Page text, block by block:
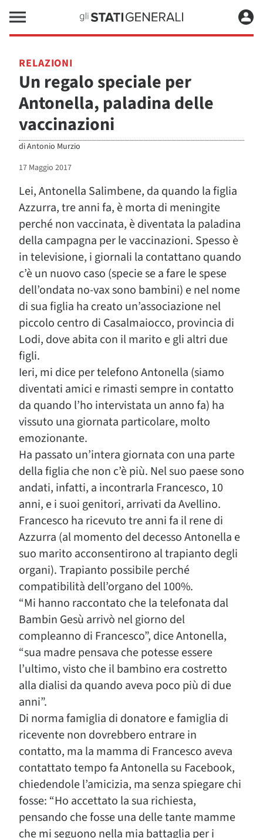
RELAZIONI
Un regalo speciale per
Antonella, paladina delle
vaccinazioni
diAntonio Murzio
17 Maggio 2017
Lei, Antonella Salimbene, da quando la figlia
Azzurra, tre anni fa, è morta di meningite
perché non vaccinata, è diventata la paladina
della campagna per le vaccinazioni. Spesso è
in televisione, i giornali la contattano quando
c’è un nuovo caso (specie se a fare le spese
dell’ondata no-vax sono bambini) e nel nome
di sua figlia ha creato un’associazione nel
piccolo centro di Casalmaiocco, provincia di
Lodi, dove abita con il marito e gli altri due
figli.
Ieri, mi dice per telefono Antonella (siamo
diventati amici e rimasti sempre in contatto
da quando l’ho intervistata un anno fa) ha
vissuto una giornata particolare, molto
emozionante.
Ha passato un’intera giornata con una parte
della figlia che non c’è più. Nel suo paese sono
andati, infatti, a incontrarla Francesco, 10
anni, e i suoi genitori, arrivati da Avellino.
Francesco ha ricevuto tre anni fa il rene di
Azzurra (al momento del decesso Antonella e
suo marito acconsentirono al trapianto degli
organi). Trapianto possibile perché
compatibilità dell’organo del 100%.
“Mi hanno raccontato che la telefonata dal
Bambin Gesù arrivò nel giorno del
compleanno di Francesco”, dice Antonella,
“sua madre pensava che potesse essere
l’ultimo, visto che il bambino era costretto
alla dialisi da quando aveva poco più di due
anni”.
Di norma famiglia di donatore e famiglia di
ricevente non dovrebbero entrare in
contatto, ma la mamma di Francesco aveva
contattato tempo fa Antonella su Facebook,
chiedendole l’amicizia, ma senza spiegare chi
fosse: “Ho accettato la sua richiesta,
pensando che fosse una delle tante mamme
che mi seguono nella mia battaglia per i